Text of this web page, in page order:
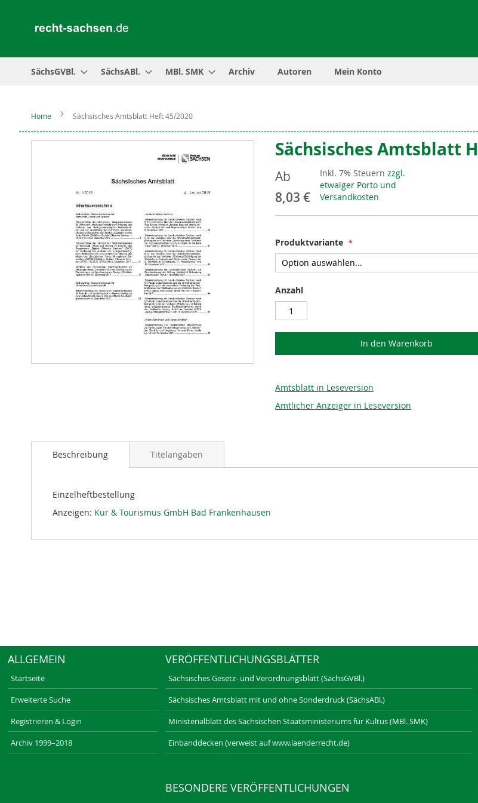
SächsGVBl. SächsABl. MBl. SMK Archiv Autoren Mein Konto
Home Sächsisches Amtsblatt Heft 45/2020
Sächsisches Amtsblatt
Ab
8,03 €
Inkl. 7% Steuern zzgl.
etwaiger Porto und
Versandkosten
Produktvariante
Anzahl
In den Warenkorb
Amtsblatt in Leseversion
Amtlicher Anzeiger in Leseversion
Beschreibung
Einzelheftbestellung
Anzeigen: Kur & Tourismus GmbH Bad Frankenhausen
Titelangaben
ALLGEMEIN
Startseite
Erweiterte Suche
Registrieren & Login
Archiv 1999–2018
VERÖFFENTLICHUNGSBLÄTTER
Sächsisches Gesetz- und Verordnungsblatt (SächsGVBl.)
Sächsisches Amtsblatt mit und ohne Sonderdruck (SächsABl.)
Ministerialblatt des Sächsischen Staatsministeriums für Kultus (MBl. SMK)
Einbanddecken (verweist auf www.laenderrecht.de)
BESONDERE VERÖFFENTLICHUNGEN